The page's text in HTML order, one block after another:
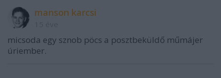
manson karcsi
micsoda egy sznob pöcs a posztbeküldő műmájer
úriember.